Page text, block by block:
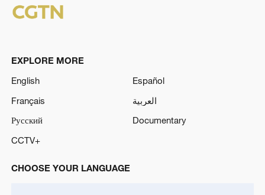
EXPLORE MORE
English
Español
Français
العربية
Русский
Documentary
CCTV+
CHOOSE YOUR LANGUAGE